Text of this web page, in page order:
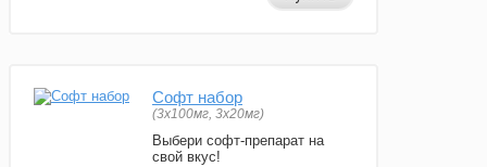
Софт набор
(3x100мг, 3x20мг)
Выбери софт-препарат на
свой вкус!